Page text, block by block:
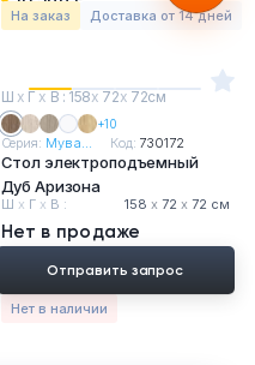
На заказ Доставка от 14 дней
Ш х Г х В : 158х 72х 72см
+10
Серия: Мув а... Код: 730172
Стол электроподъемный
Дуб Аризона
Ш х Г х В : 158 х 72 х 72 см
Нет в продаже
Нет в наличии
Отправить запрос